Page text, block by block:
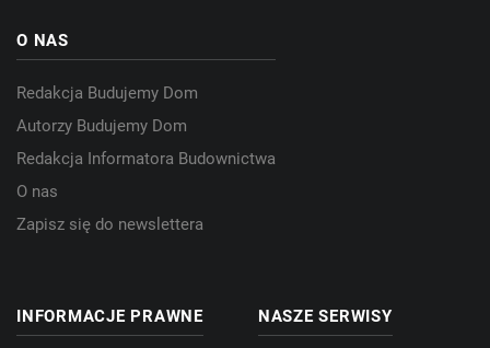
O NAS
Redakcja Budujemy Dom
Autorzy Budujemy Dom
Redakcja Informatora Budownictwa
O nas
Zapisz się do newslettera
INFORMACJE PRAWNE NASZE SERWISY